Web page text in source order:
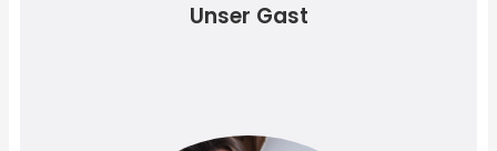
Unser Gast